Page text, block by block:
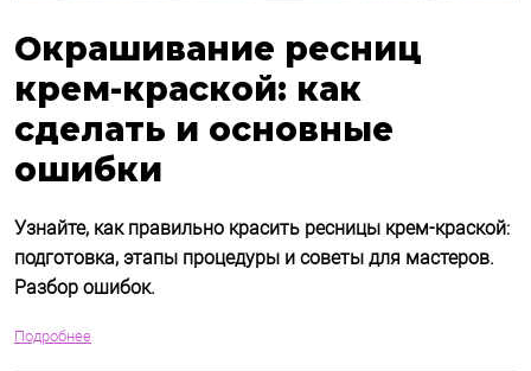
Окрашивание ресниц
крем-краской: как
сделать и основные
ошибки
Узнайте, как правильно красить ресницы крем-краской:
подготовка, этапы процедуры и советы для мастеров.
Разбор ошибок.
Подробнее